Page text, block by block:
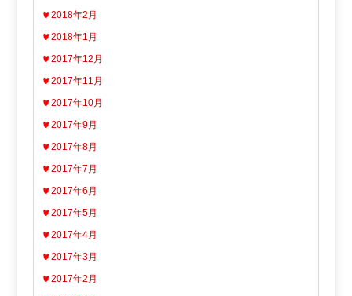
2018年2月
2018年1月
2017年12月
2017年11月
2017年10月
2017年9月
2017年8月
2017年7月
2017年6月
2017年5月
2017年4月
2017年3月
2017年2月